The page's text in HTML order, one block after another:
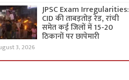
JPSC Exam Irregularities:
CID की ताबड़तोड़ रेड, रांची
समेत कई जिलों में 15-20
ठिकानों पर छापेमारी
3, 2026